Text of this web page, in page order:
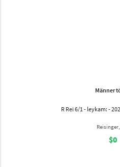
Männer
R Rei 6/1 - leykam: -
$0